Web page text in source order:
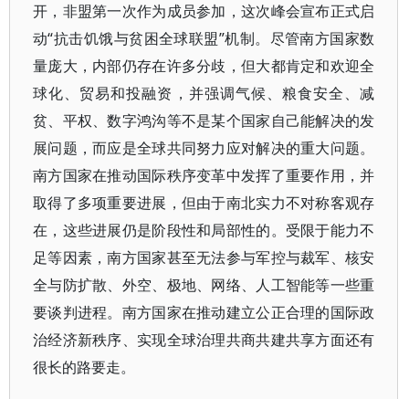
开，非盟第一次作为成员参加，这次峰会宣布正式启
动“抗击饥饿与贫困全球联盟”机制。尽管南方国家数
量庞大，内部仍存在许多分歧，但大都肯定和欢迎全
球化、贸易和投融资，并强调气候、粮食安全、减
贫、平权、数字鸿沟等不是某个国家自己能解决的发
展问题，而应是全球共同努力应对解决的重大问题。
南方国家在推动国际秩序变革中发挥了重要作用，并
取得了多项重要进展，但由于南北实力不对称客观存
在，这些进展仍是阶段性和局部性的。受限于能力不
足等因素，南方国家甚至无法参与军控与裁军、核安
全与防扩散、外空、极地、网络、人工智能等一些重
要谈判进程。南方国家在推动建立公正合理的国际政
治经济新秩序、实现全球治理共商共建共享方面还有
很长的路要走。